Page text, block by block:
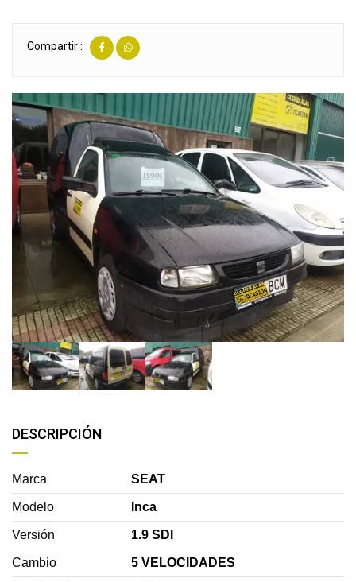
Compartir :
DESCRIPCIÓN
Marca SEAT
Modelo Inca
Versión 1.9 SDI
Cambio 5 VELOCIDADES